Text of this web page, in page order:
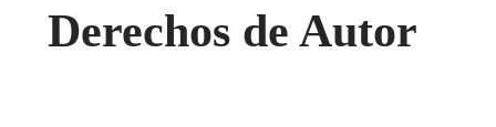
Derechos de Autor